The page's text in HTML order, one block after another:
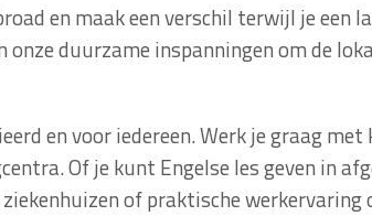
en maak een verschil terwijl je een
duurzame inspanningen om de
en voor iedereen. Werk je graag met
Of je kunt Engelse les geven in
of praktische